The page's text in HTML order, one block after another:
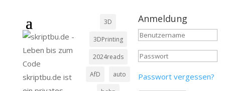
skriptbu.de ist
3D
3DPrinting
2024reads
AfD auto
Anmeldung
Passwort vergessen?